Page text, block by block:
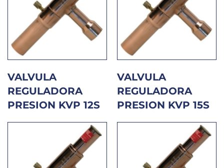
VALVULA
REGULADORA
PRESION KVP 12S
VALVULA
REGULADORA
PRESION KVP 15S